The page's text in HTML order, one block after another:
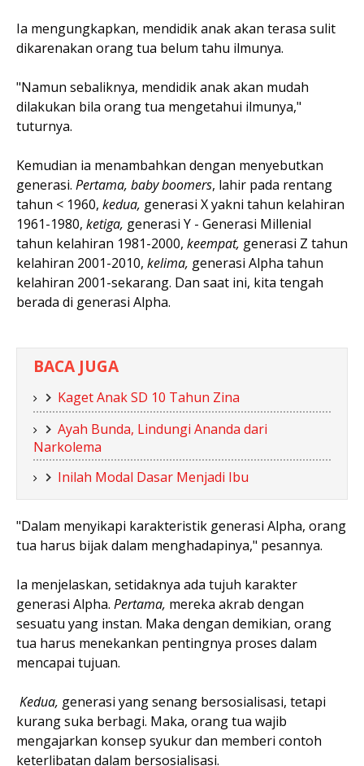
Ia mengungkapkan, mendidik anak akan terasa sulit
dikarenakan orang tua belum tahu ilmunya.
"Namun sebaliknya, mendidik anak akan mudah
dilakukan bila orang tua mengetahui ilmunya,"
tuturnya.
Kemudian ia menambahkan dengan menyebutkan
generasi. Pertama, baby boomers, lahir pada rentang
tahun < 1960, kedua, generasi X yakni tahun kelahiran
1961-1980, ketiga, generasi Y - Generasi Millenial
tahun kelahiran 1981-2000, keempat, generasi Z tahun
kelahiran 2001-2010, kelima, generasi Alpha tahun
kelahiran 2001-sekarang. Dan saat ini, kita tengah
berada di generasi Alpha.
BACA JUGA
Kaget Anak SD 10 Tahun Zina
Ayah Bunda, Lindungi Ananda dari
Narkolema
Inilah Modal Dasar Menjadi Ibu
"Dalam menyikapi karakteristik generasi Alpha, orang
tua harus bijak dalam menghadapinya," pesannya.
Ia menjelaskan, setidaknya ada tujuh karakter
generasi Alpha. Pertama, mereka akrab dengan
sesuatu yang instan. Maka dengan demikian, orang
tua harus menekankan pentingnya proses dalam
mencapai tujuan.
Kedua, generasi yang senang bersosialisasi, tetapi
kurang suka berbagi. Maka, orang tua wajib
mengajarkan konsep syukur dan memberi contoh
keterlibatan dalam bersosialisasi.